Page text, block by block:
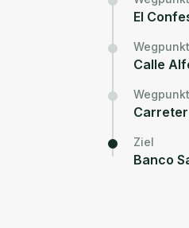
El
Wegpunkt
Calle
Wegpunkt
Ziel
Banco